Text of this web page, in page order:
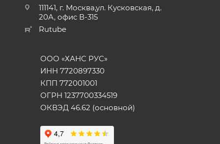
111141, г. Москва,ул. Кусковская, д.
20А, офис В-315
Rutube
ООО «ХАНС РУС»
ИНН 7720897330
КПП 772001001
ОГРН 1237700334519
ОКВЭД 46.62 (основной)